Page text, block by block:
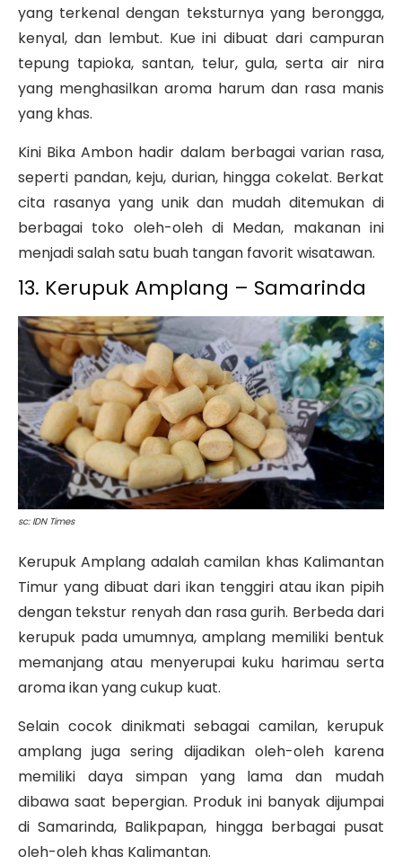
yang terkenal dengan teksturnya yang berongga,
kenyal, dan lembut. Kue ini dibuat dari campuran
tepung tapioka, santan, telur, gula, serta air nira
yang menghasilkan aroma harum dan rasa manis
yang khas.
Kini Bika Ambon hadir dalam berbagai varian rasa,
seperti pandan, keju, durian, hingga cokelat. Berkat
cita rasanya yang unik dan mudah ditemukan di
berbagai toko oleh-oleh di Medan, makanan ini
menjadi salah satu buah tangan favorit wisatawan.
13. Kerupuk Amplang – Samarinda
sc: IDN Times
Kerupuk Amplang adalah camilan khas Kalimantan
Timur yang dibuat dari ikan tenggiri atau ikan pipih
dengan tekstur renyah dan rasa gurih. Berbeda dari
kerupuk pada umumnya, amplang memiliki bentuk
memanjang atau menyerupai kuku harimau serta
aroma ikan yang cukup kuat.
Selain cocok dinikmati sebagai camilan, kerupuk
amplang juga sering dijadikan oleh-oleh karena
memiliki daya simpan yang lama dan mudah
dibawa saat bepergian. Produk ini banyak dijumpai
di Samarinda, Balikpapan, hingga berbagai pusat
oleh-oleh khas Kalimantan.